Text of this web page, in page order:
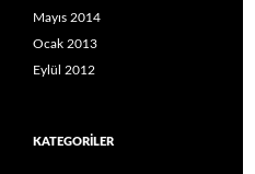
Mayıs 2014
Ocak 2013
Eylül 2012
KATEGORILER